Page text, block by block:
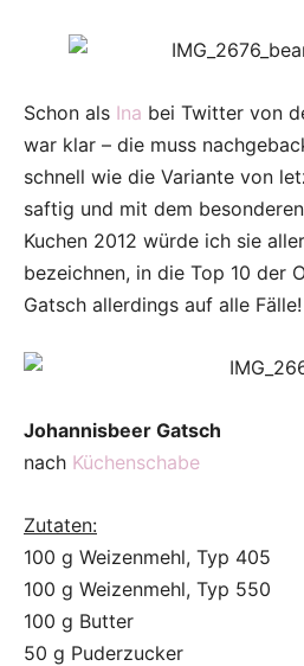
Schon als Ina bei Twitter von
war klar – die muss
schnell wie die Variante von
saftig und mit dem
Kuchen 2012 würde ich sie
bezeichnen, in die Top 10 der
Gatsch allerdings auf alle Fälle!
Johannisbeer Gatsch
nach Küchenschabe
Zutaten:
100 g Weizenmehl, Typ 405
100 g Weizenmehl, Typ 550
100 g Butter
50 g Puderzucker